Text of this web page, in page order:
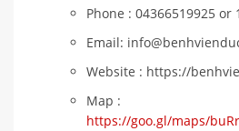
Phone : 04366519925 or
Email:
Website : https://
Map :
https://goo.gl/maps/